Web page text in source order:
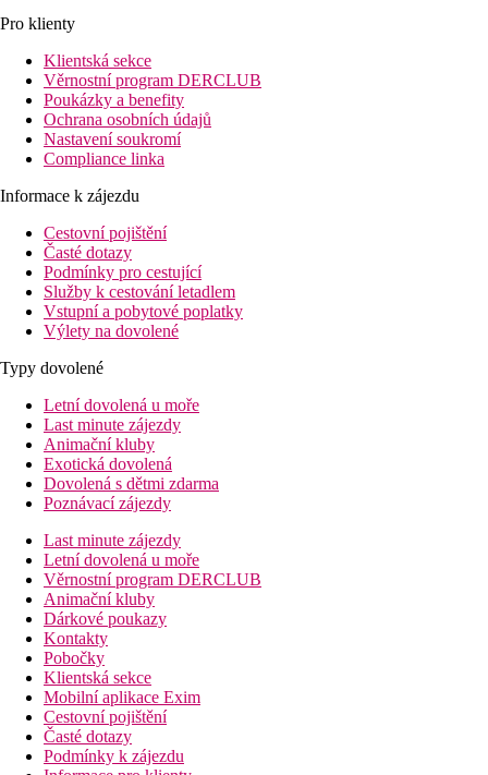
Pro klienty
Klientská sekce
Věrnostní program DERCLUB
Poukázky a benefity
Ochrana osobních údajů
Nastavení soukromí
Compliance linka
Informace k zájezdu
Cestovní pojištění
Časté dotazy
Podmínky pro cestující
Služby k cestování letadlem
Vstupní a pobytové poplatky
Výlety na dovolené
Typy dovolené
Letní dovolená u moře
Last minute zájezdy
Animační kluby
Exotická dovolená
Dovolená s dětmi zdarma
Poznávací zájezdy
Last minute zájezdy
Letní dovolená u moře
Věrnostní program DERCLUB
Animační kluby
Dárkové poukazy
Kontakty
Pobočky
Klientská sekce
Mobilní aplikace Exim
Cestovní pojištění
Časté dotazy
Podmínky k zájezdu